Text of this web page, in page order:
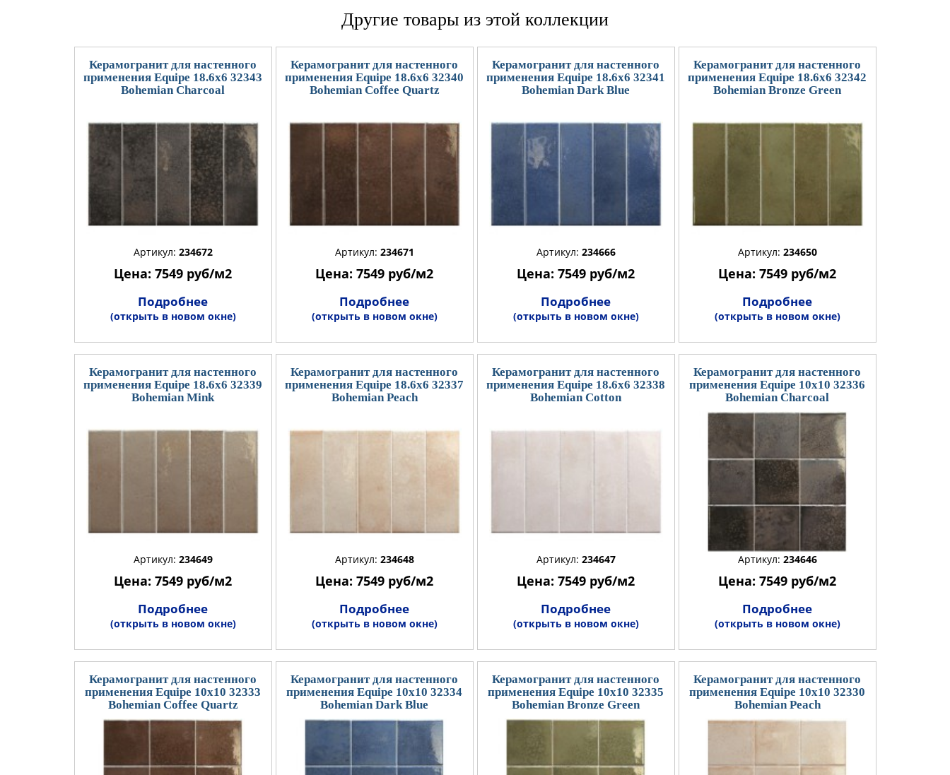
Другие товары из этой коллекции
Керамогранит для настенного
применения Equipe 18.6x6 32343
Bohemian Charcoal
Артикул: 234672
Цена: 7549 руб/м2
Подробнее
(открыть в новом окне)
Керамогранит для настенного
применения Equipe 18.6x6 32340
Bohemian Coffee Quartz
Артикул: 234671
Цена: 7549 руб/м2
Подробнее
(открыть в новом окне)
Керамогранит для настенного
применения Equipe 18.6x6 32341
Bohemian Dark Blue
Артикул: 234666
Цена: 7549 руб/м2
Подробнее
(открыть в новом окне)
Керамогранит для настенного
применения Equipe 18.6x6 32342
Bohemian Bronze Green
Артикул: 234650
Цена: 7549 руб/м2
Подробнее
(открыть в новом окне)
Керамогранит для настенного
применения Equipe 18.6x6 32339
Bohemian Mink
Артикул: 234649
Цена: 7549 руб/м2
Подробнее
(открыть в новом окне)
Керамогранит для настенного
применения Equipe 18.6x6 32337
Bohemian Peach
Артикул: 234648
Цена: 7549 руб/м2
Подробнее
(открыть в новом окне)
Керамогранит для настенного
применения Equipe 18.6x6 32338
Bohemian Cotton
Артикул: 234647
Цена: 7549 руб/м2
Подробнее
(открыть в новом окне)
Керамогранит для настенного
применения Equipe 10x10 32336
Bohemian Charcoal
Артикул: 234646
Цена: 7549 руб/м2
Подробнее
(открыть в новом окне)
Керамогранит для настенного
применения Equipe 10x10 32333
Bohemian Coffee Quartz
Керамогранит для настенного
применения Equipe 10x10 32334
Bohemian Dark Blue
Керамогранит для настенного
применения Equipe 10x10 32335
Bohemian Bronze Green
Керамогранит для настенного
применения Equipe 10x10 32330
Bohemian Peach